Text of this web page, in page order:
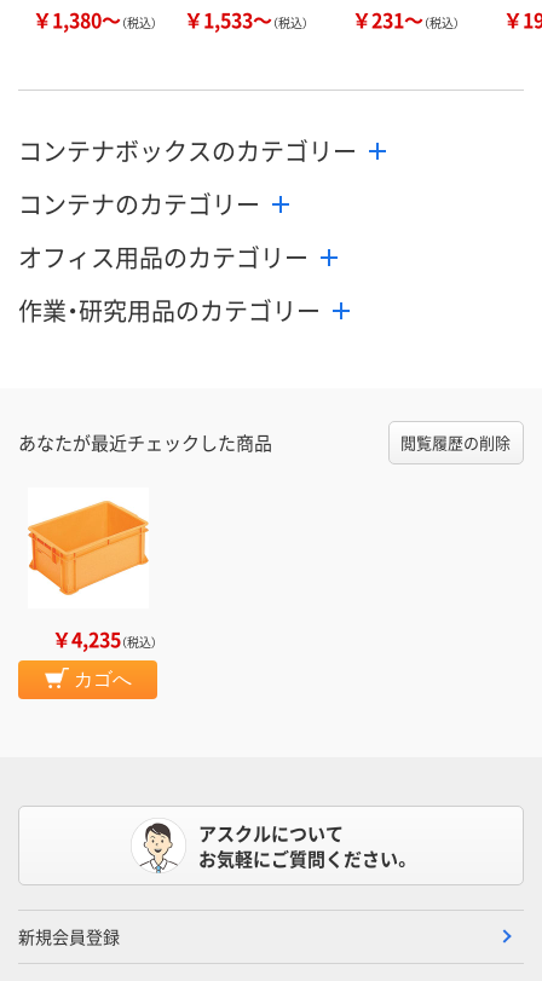
￥1,380～（税込） ￥1,533～（税込） ￥231～（税込） ￥
コンテナボックスのカテゴリー
コンテナのカテゴリー
オフィス用品のカテゴリー
作業・研究用品のカテゴリー
あなたが最近チェックした商品 閲覧履歴の削除
￥4,235（税込）
カゴへ
アスクルについて
お気軽にご質問ください。
新規会員登録